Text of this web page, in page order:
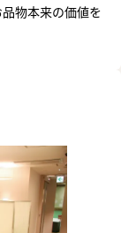
物本来の価値を